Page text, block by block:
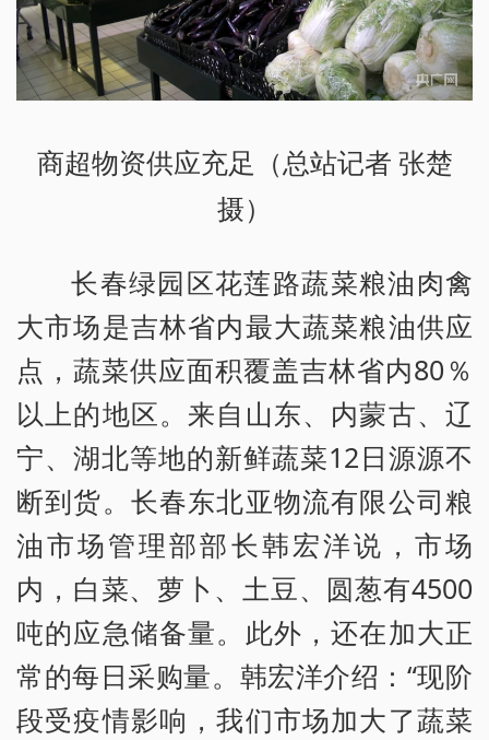
商超物资供应充足（总站记者 张楚
摄）
长春绿园区花莲路蔬菜粮油肉禽
大市场是吉林省内最大蔬菜粮油供应
点，蔬菜供应面积覆盖吉林省内80％
以上的地区。来自山东、内蒙古、辽
宁、湖北等地的新鲜蔬菜12日源源不
断到货。长春东北亚物流有限公司粮
油市场管理部部长韩宏洋说，市场
内，白菜、萝卜、土豆、圆葱有4500
吨的应急储备量。此外，还在加大正
常的每日采购量。韩宏洋介绍：“现阶
段受疫情影响，我们市场加大了蔬菜